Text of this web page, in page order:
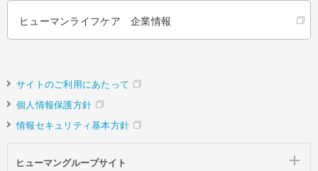
ヒューマンライフケア 企業情報
サイトのご利用にあたって
個人情報保護方針
情報セキュリティ基本方針
ヒューマングループサイト